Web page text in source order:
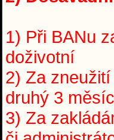
1) Při BANu
doživotní
2) Za
druhý 3
3) Za